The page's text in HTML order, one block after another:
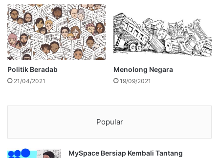
Politik Beradab
21/04/2021
Menolong Negara
19/09/2021
Popular
MySpace Bersiap Kembali Tantang